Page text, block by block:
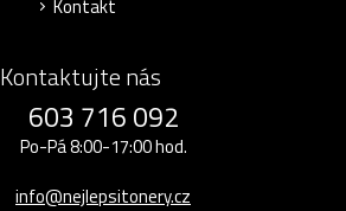
Kontakt
Kontaktujte nás
603 716 092
Po-Pá 8:00-17:00 hod.
info@nejlepsitonery.cz